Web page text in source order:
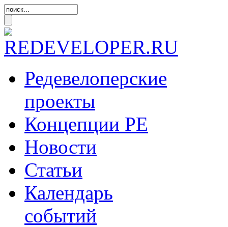
Редевелоперские
проекты
Концепции РЕ
Новости
Статьи
Календарь
событий